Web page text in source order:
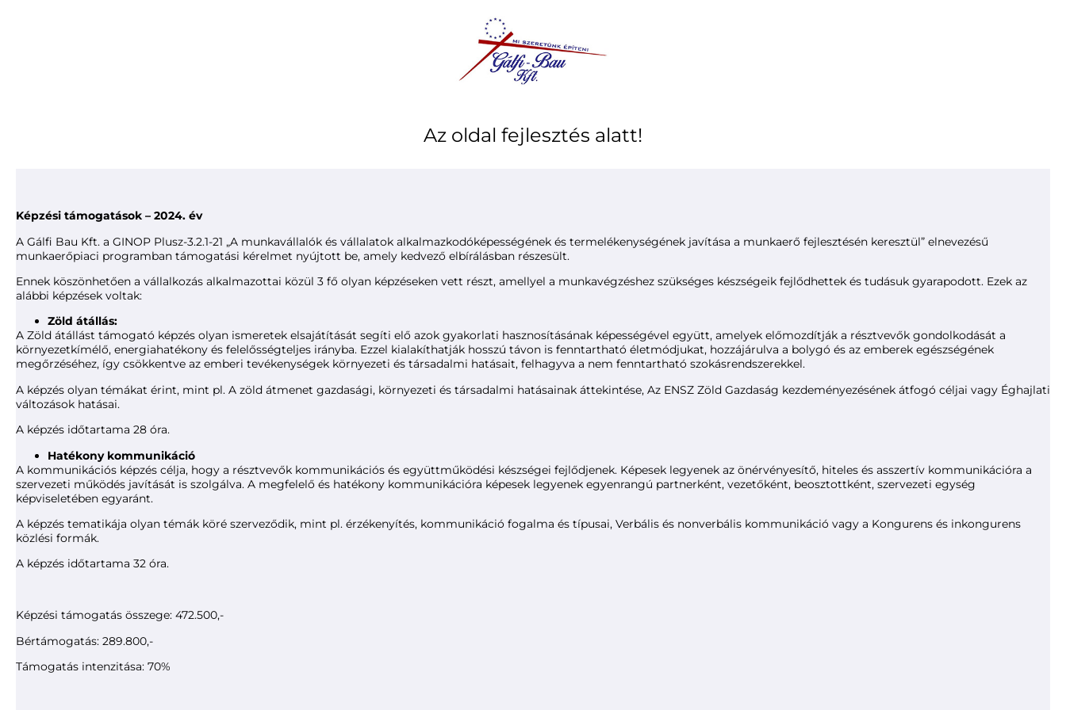
Az oldal fejlesztés alatt!
Képzési támogatások – 2024. év
A Gálfi Bau Kft. a GINOP Plusz-3.2.1-21 „A munkavállalók és vállalatok alkalmazkodóképességének és termelékenységének javítása a munkaerő fejlesztésén keresztül” elnevezésű
munkaerőpiaci programban támogatási kérelmet nyújtott be, amely kedvező elbírálásban részesült.
Ennek köszönhetően a vállalkozás alkalmazottai közül 3 fő olyan képzéseken vett részt, amellyel a munkavégzéshez szükséges készségeik fejlődhettek és tudásuk gyarapodott. Ezek az
alábbi képzések voltak:
Zöld átállás:
A Zöld átállást támogató képzés olyan ismeretek elsajátítását segíti elő azok gyakorlati hasznosításának képességével együtt, amelyek előmozdítják a résztvevők gondolkodását a
környezetkímélő, energiahatékony és felelősségteljes irányba. Ezzel kialakíthatják hosszú távon is fenntartható életmódjukat, hozzájárulva a bolygó és az emberek egészségének
megőrzéséhez, így csökkentve az emberi tevékenységek környezeti és társadalmi hatásait, felhagyva a nem fenntartható szokásrendszerekkel.
A képzés olyan témákat érint, mint pl. A zöld átmenet gazdasági, környezeti és társadalmi hatásainak áttekintése, Az ENSZ Zöld Gazdaság kezdeményezésének átfogó céljai vagy Éghajlati
változások hatásai.
A képzés időtartama 28 óra.
Hatékony kommunikáció
A kommunikációs képzés célja, hogy a résztvevők kommunikációs és együttműködési készségei fejlődjenek. Képesek legyenek az önérvényesítő, hiteles és asszertív kommunikációra a
szervezeti működés javítását is szolgálva. A megfelelő és hatékony kommunikációra képesek legyenek egyenrangú partnerként, vezetőként, beosztottként, szervezeti egység
képviseletében egyaránt.
A képzés tematikája olyan témák köré szerveződik, mint pl. érzékenyítés, kommunikáció fogalma és típusai, Verbális és nonverbális kommunikáció vagy a Kongurens és inkongurens
közlési formák.
A képzés időtartama 32 óra.
Képzési támogatás összege: 472.500,-
Bértámogatás: 289.800,-
Támogatás intenzitása: 70%